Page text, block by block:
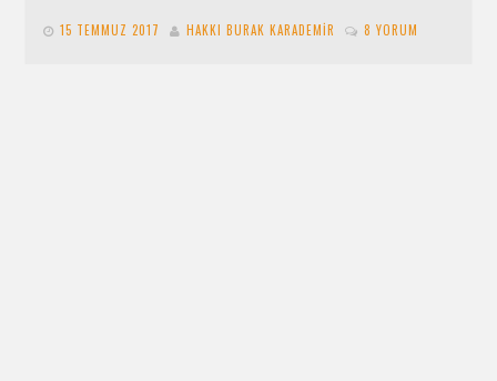
15 TEMMUZ 2017 HAKKI BURAK KARADEMIR 8 YORUM